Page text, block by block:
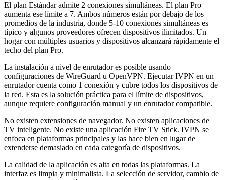
El plan Estándar admite 2 conexiones simultáneas. El plan Pro
aumenta ese límite a 7. Ambos números están por debajo de los
promedios de la industria, donde 5-10 conexiones simultáneas es
típico y algunos proveedores ofrecen dispositivos ilimitados. Un
hogar con múltiples usuarios y dispositivos alcanzará rápidamente el
techo del plan Pro.
La instalación a nivel de enrutador es posible usando
configuraciones de WireGuard u OpenVPN. Ejecutar IVPN en un
enrutador cuenta como 1 conexión y cubre todos los dispositivos de
la red. Esta es la solución práctica para el límite de dispositivos,
aunque requiere configuración manual y un enrutador compatible.
No existen extensiones de navegador. No existen aplicaciones de
TV inteligente. No existe una aplicación Fire TV Stick. IVPN se
enfoca en plataformas principales y las hace bien en lugar de
extenderse demasiado en cada categoría de dispositivos.
La calidad de la aplicación es alta en todas las plataformas. La
interfaz es limpia y minimalista. La selección de servidor, cambio de